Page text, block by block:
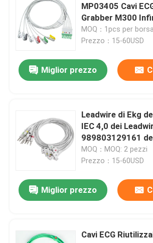
Sensore riutilizzabile spO2
Sensore eliminabile SPO2
Cavo del sensore SpO2
Cavo di elettrocardiogramma
Leadwires di ECG
Connettore dell'elettrodo di ECG
MP03405 Cavi
Grabber M300
MultiMed Plus Clip
MOQ：1pcs per borsa
Prezzo：15-60USD
Miglior prezzo
Leadwire di Ekg
IEC 4,0 dei
989803129161
disposizione ECG
MOQ：MOQ: 2 pezzi
Prezzo：15-60USD
Miglior prezzo
Cavi ECG